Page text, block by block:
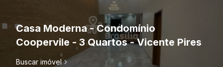
Casa Moderna - Condomínio
Coopervile - 3 Quartos - Vicente Pires
Buscar imóvel